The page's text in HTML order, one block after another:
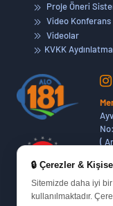
🔒 Çerezler &
Sitemizde daha iyi
kullanılmaktadır.
Proje Öneri
Video Konferans
Videolar
KVKK
(